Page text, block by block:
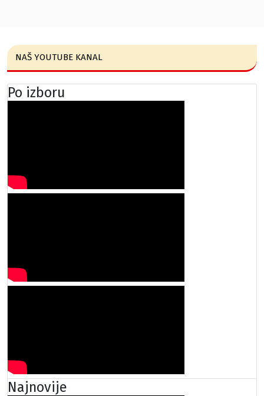
NAŠ YOUTUBE KANAL
Po izboru
Najnovije